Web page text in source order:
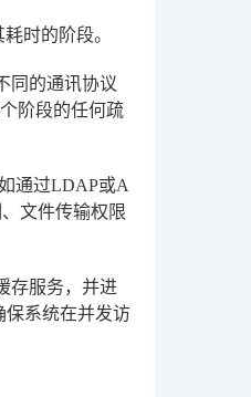
时的阶段。
同的通讯协议
阶段的任何疏
通过LDAP或A
文件传输权限
存服务，并进
保系统在并发访